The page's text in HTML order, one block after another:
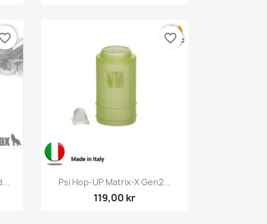
Snabbvy
Psi Hop-UP Matrix-X Gen2...
119,00 kr
favorite_border